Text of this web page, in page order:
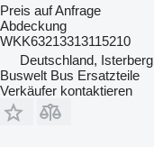
Preis auf Anfrage
Abdeckung
WKK63213313115210
Deutschland, Isterberg
Buswelt Bus Ersatzteile
Verkäufer kontaktieren